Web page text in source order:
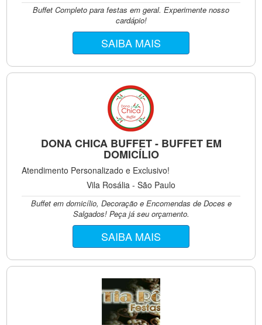
Buffet Completo para festas em geral. Experimente nosso
cardápio!
SAIBA MAIS
DONA CHICA BUFFET - BUFFET EM
DOMICÍLIO
Atendimento Personalizado e Exclusivo!
Vila Rosália - São Paulo
Buffet em domicílio, Decoração e Encomendas de Doces e
Salgados! Peça já seu orçamento.
SAIBA MAIS